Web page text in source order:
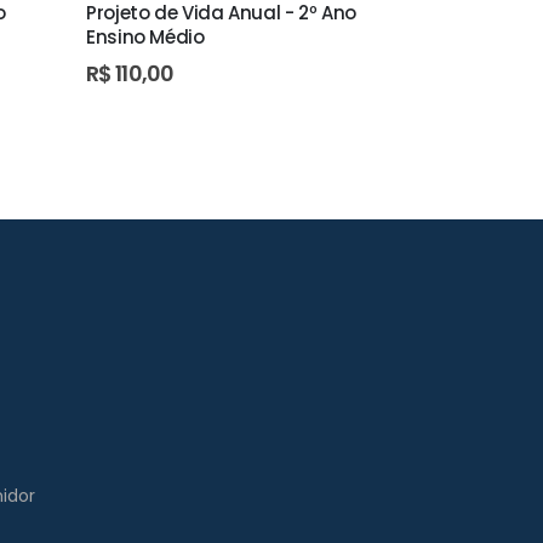
Projeto de Vida Anual - 2º Ano
Ensino Médio
R$110,00